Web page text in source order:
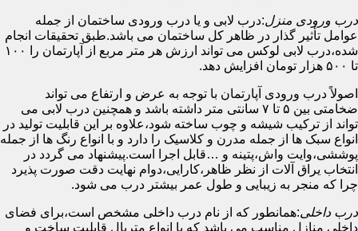
درب ورودی منزل:درب لابی و یا درب ورودی ساختمان از جمله
عوامل تأثیر گذار در ظاهر کل ساختمان می باشد.طبق تحقیقات انجام
شده،درب لابی لوکس می تواند ارزش هر متر مربع از آپارتمان را ۱۰۰
تا ۵۰۰ هزار تومان افزایش دهد.
اصولاً درب ورودی آپارتمان با توجه به عرض و ارتفاع می تواند
ضخامتی بین ۵ تا ۷ سانتی متر داشته باشد و همچنین درب لابی می
تواند از ترکیب شیشه و چوب ساخته شود،علاوه بر این قابلیت تولید در
انواع سبک ها از جمله مدرن و کلاسیک را دارد و با انواع رنگ ها از جمله
پوششی،وایت واش،پتینه و …قابل اجرا است.پیشنهاد می گردد در
انتخاب یراق آلات از نظر ظاهر،کارایی،دوام نهایت دقت صورت پذیرد
چرا که منجر به زیبایی و طول عمر بیشتر درب می شود.
درب داخلی:همانطور که از نام درب داخلی مشخص است،برای فضای
داخلی منازل مناسب می باشد که با انواع متریال قابلیت ساخت و